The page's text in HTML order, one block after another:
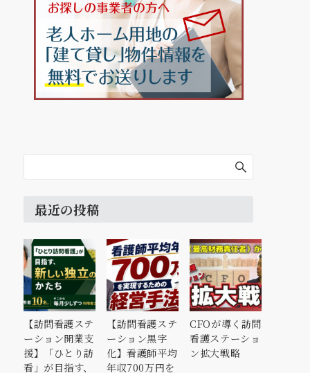
最近の投稿
【訪問看護ステ
ーション開業支
援】「ひとり訪
看」が目指す、
【訪問看護ステ
ーション黒字
化】看護師平均
年収700万円を
CFOが導く訪問
看護ステーショ
ン拡大戦略